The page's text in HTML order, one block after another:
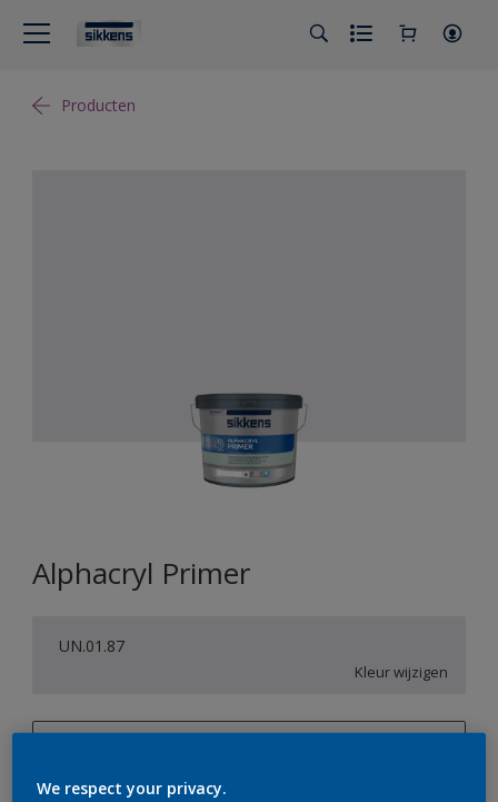
Producten
Alphacryl Primer
UN.01.87
Kleur wijzigen
1 L
We respect your privacy.